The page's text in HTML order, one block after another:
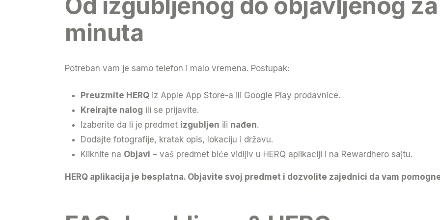
minuta
Potreban vam je samo telefon i malo vremena. Postupak:
Preuzmite HERQ iz Apple App Store-a ili Google Play prodavnice.
Kreirajte nalog ili se prijavite.
Izaberite da li je predmet izgubljen ili nađen.
Dodajte fotografije, kratak opis, lokaciju i državu.
Kliknite na Objavi – vaš predmet biće vidljiv u HERQ aplikaciji i na Rewardhero sajtu.
HERQ aplikacija je besplatna. Objavite svoj predmet i dozvolite zajednici da vam